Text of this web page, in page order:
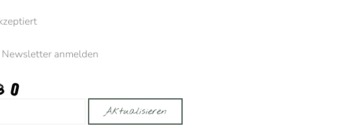
Newsletter anmelden
Aktualisieren